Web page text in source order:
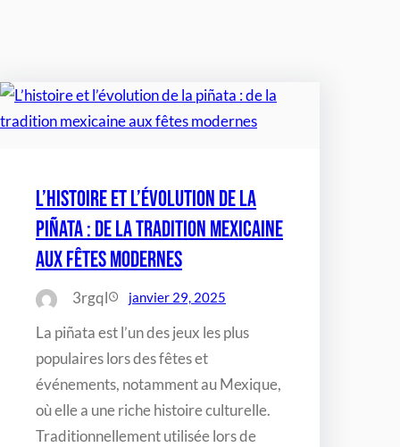
L’histoire et l’évolution de la
piñata : de la tradition mexicaine
aux fêtes modernes
3rgql janvier 29, 2025
La piñata est l’un des jeux les plus
populaires lors des fêtes et
événements, notamment au Mexique,
où elle a une riche histoire culturelle.
Traditionnellement utilisée lors de